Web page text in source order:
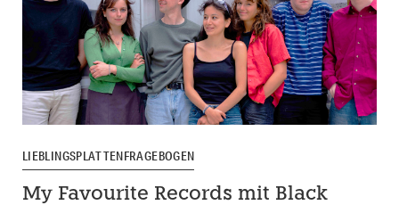
LIEBLINGSPLATTENFRAGEBOGEN
My Favourite Records mit Black